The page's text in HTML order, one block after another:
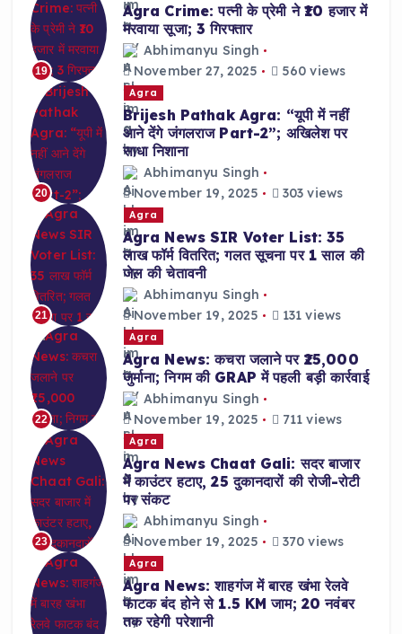
19
Agra Crime: पत्नी के प्रेमी ने ₹10 हजार में
मरवाया सूजा; 3 गिरफ्तार
Abhimanyu Singh
November 27, 2025
560 views
20
Agra
Brijesh Pathak Agra: “यूपी में नहीं
आने देंगे जंगलराज Part-2”; अखिलेश पर
साधा निशाना
Abhimanyu Singh
November 19, 2025
303 views
21
Agra
Agra News SIR Voter List: 35
लाख फॉर्म वितरित; गलत सूचना पर 1 साल की
जेल की चेतावनी
Abhimanyu Singh
November 19, 2025
131 views
22
Agra
Agra News: कचरा जलाने पर ₹25,000
जुर्माना; निगम की GRAP में पहली बड़ी कार्रवाई
Abhimanyu Singh
November 19, 2025
711 views
23
Agra
Agra News Chaat Gali: सदर बाजार
में काउंटर हटाए, 25 दुकानदारों की रोजी-रोटी
पर संकट
Abhimanyu Singh
November 19, 2025
370 views
Agra
Agra News: शाहगंज में बारह खंभा रेलवे
फाटक बंद होने से 1.5 KM जाम; 20 नवंबर
तक रहेगी परेशानी